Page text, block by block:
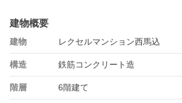
建物概要
建物 レクセルマンション西馬込
構造 鉄筋コンクリート造
階層 6階建て